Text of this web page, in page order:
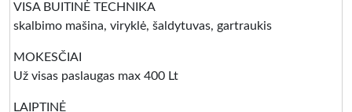
VISA BUITINĖ TECHNIKA
skalbimo mašina, viryklė, šaldytuvas, gartraukis
MOKESČIAI
Už visas paslaugas max 400 Lt
LAIPTINĖ